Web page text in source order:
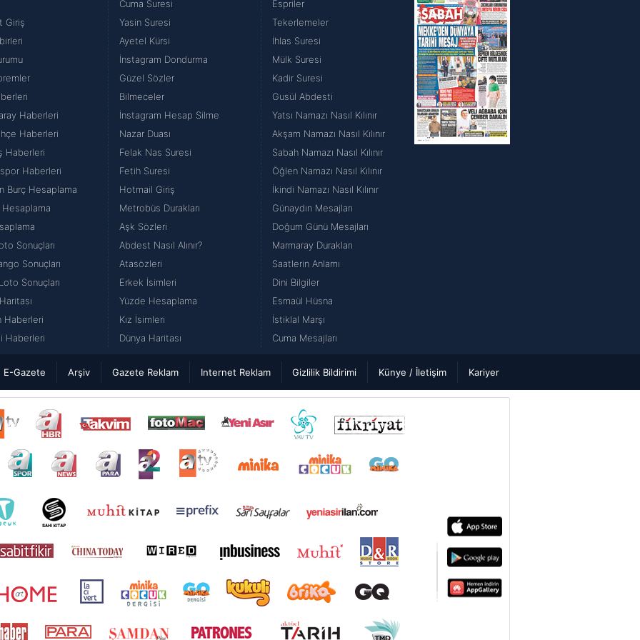
Giriş
Haberleri
Haberleri
Haberleri
Haberleri
Burç Hesaplama
Sonuçları
Sonuçları
Sonuçları
Haberleri
Haberleri
Cuma Suresi
Yasin Suresi
Ayetel Kürsi
İnstagram Dondurma
Güzel Sözler
Bilmeceler
İnstagram Hesap Silme
Nazar Duası
Felak Nas Suresi
Fetih Suresi
Hotmail Giriş
Metrobüs Durakları
Aşk Sözleri
Abdest Nasıl Alınır?
Atasözleri
Erkek İsimleri
Yüzde Hesaplama
Kız İsimleri
Dünya Haritası
Espriler
Tekerlemeler
İhlas Suresi
Mülk Suresi
Kadir Suresi
Gusül Abdesti
Yatsı Namazı Nasıl Kılınır
Akşam Namazı Nasıl Kılınır
Sabah Namazı Nasıl Kılınır
Öğlen Namazı Nasıl Kılınır
İkindi Namazı Nasıl Kılınır
Günaydın Mesajları
Doğum Günü Mesajları
Marmaray Durakları
Saatlerin Anlamı
Dini Bilgiler
Esmaül Hüsna
İstiklal Marşı
Cuma Mesajları
E-Gazete Arşiv Gazete Reklam Internet Reklam Gizlilik Bildirimi Künye / İletişim Kariyer